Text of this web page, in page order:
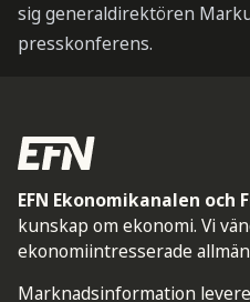
sig generaldirektören
presskonferens.
EFN Ekonomikanalen och
kunskap om ekonomi. Vi
ekonomiintresserade
Marknadsinformation